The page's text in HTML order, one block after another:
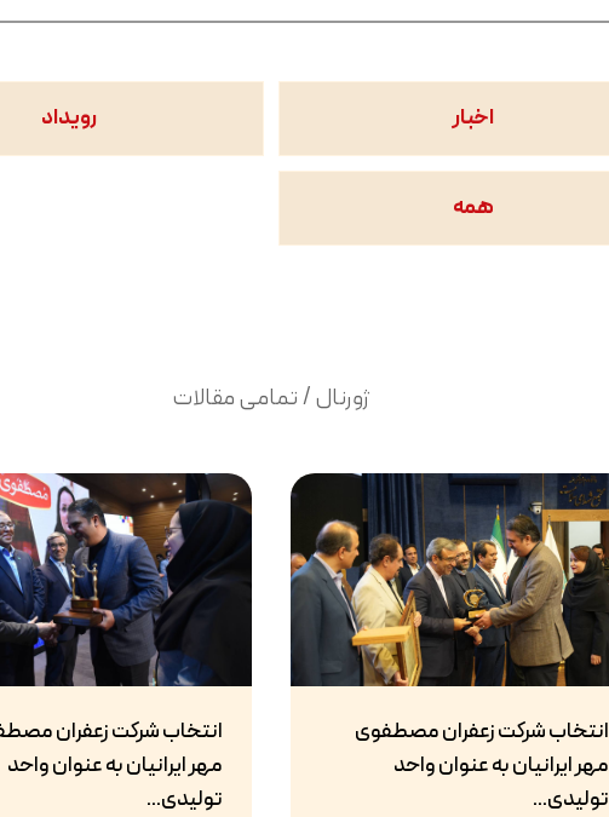
اخبار رویداد
همه
ژورنال / تمامی مقالات
انتخاب شرکت زعفران مصطفوی
مهر ایرانیان به عنوان واحد
تولیدی...
انتخاب شرکت زعفران
مهر ایرانیان به عنوان واحد
تولیدی...